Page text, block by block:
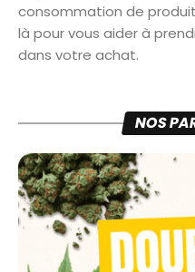
consommation de
là pour vous aider à
dans votre achat.
NOS